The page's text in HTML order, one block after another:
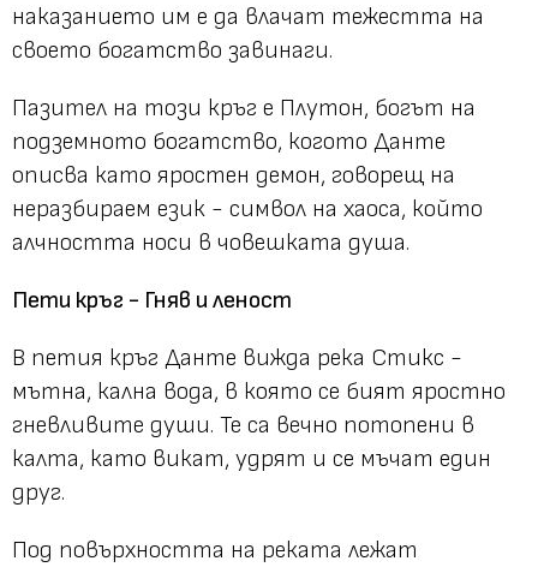
наказанието им е да влачат тежестта на
своето богатство завинаги.
Пазител на този кръг е Плутон, богът на
подземното богатство, когото Данте
описва като яростен демон, говорещ на
неразбираем език - символ на хаоса, който
алчността носи в човешката душа.
Пети кръг - Гняв и леност
В петия кръг Данте вижда река Стикс -
мътна, кална вода, в която се бият яростно
гневливите души. Те са вечно потопени в
калта, като викат, удрят и се мъчат един
друг.
Под повърхността на реката лежат